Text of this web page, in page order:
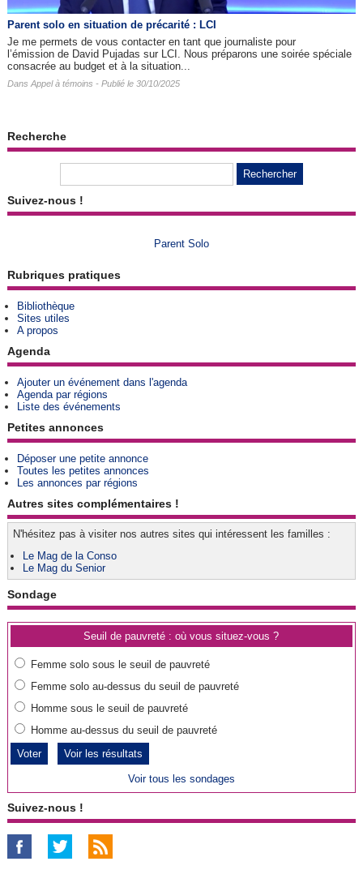
Parent solo en situation de précarité : LCI
Je me permets de vous contacter en tant que journaliste pour
l’émission de David Pujadas sur LCI. Nous préparons une soirée spéciale
consacrée au budget et à la situation...
Dans Appel à témoins - Publié le 30/10/2025
Recherche
Suivez-nous !
Parent Solo
Rubriques pratiques
Bibliothèque
Sites utiles
A propos
Agenda
Ajouter un événement dans l'agenda
Agenda par régions
Liste des événements
Petites annonces
Déposer une petite annonce
Toutes les petites annonces
Les annonces par régions
Autres sites complémentaires !
N'hésitez pas à visiter nos autres sites qui intéressent les familles :
Le Mag de la Conso
Le Mag du Senior
Sondage
Seuil de pauvreté : où vous situez-vous ?
Femme solo sous le seuil de pauvreté
Femme solo au-dessus du seuil de pauvreté
Homme sous le seuil de pauvreté
Homme au-dessus du seuil de pauvreté
Voir les résultats
Voir tous les sondages
Suivez-nous !